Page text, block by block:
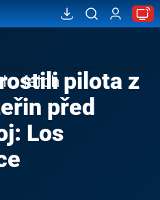
fetchpilota z
před
Los